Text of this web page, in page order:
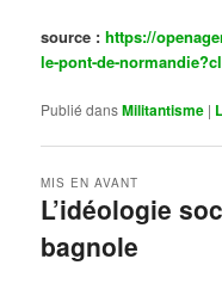
source :https://
le-pont-de-
Publié dansMilitantisme |
L’idéologie
bagnole
MIS EN AVANT